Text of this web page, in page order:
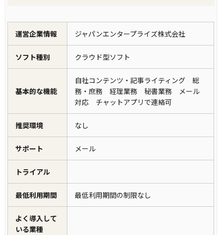
運営企業情報 ジャパンエンタープライズ株式会社
ソフト種別 クラウド型ソフト
基本的な機能
自社コンテンツ・記事ライティング 総
務・庶務 経理業務 秘書業務 メール
対応 チャットアプリで連絡可
推奨環境 なし
サポート メール
トライアル
最低利用期間 最低利用期間の制限なし
よく導入して
いる業種